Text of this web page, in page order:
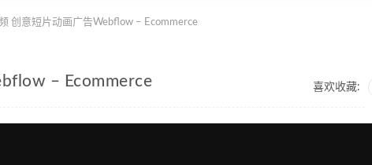
创意短片动画广告Webflow – Ecommerce
喜欢收藏:
– Ecommerce